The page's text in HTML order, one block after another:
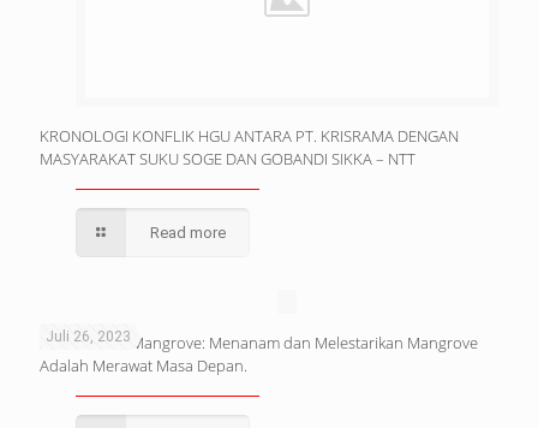
KRONOLOGI KONFLIK HGU ANTARA PT. KRISRAMA DENGAN
MASYARAKAT SUKU SOGE DAN GOBANDI SIKKA – NTT
Read more
Juli 26, 2023
Selamat Hari Mangrove: Menanam dan Melestarikan Mangrove
Adalah Merawat Masa Depan.